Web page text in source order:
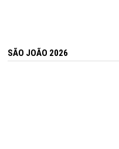
SÃO JOÃO 2026